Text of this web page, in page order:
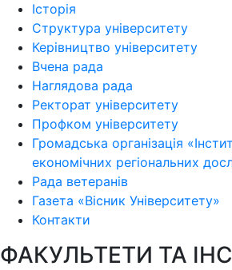
Історія
Структура університету
Керівництво університету
Вчена рада
Наглядова рада
Ректорат університету
Профком університету
Громадська організація
економічних регіональних
Рада ветеранів
Газета «Вісник Університету»
Контакти
ФАКУЛЬТЕТИ ТА